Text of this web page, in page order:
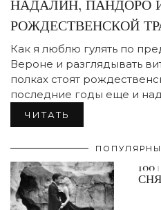
НАДАЛИН, ПАНДОРО
РОЖДЕСТВЕНСКОЙ
Как я люблю гулять по
Вероне и разглядывать
полках стоят
последние годы еще и
ЧИТАТЬ